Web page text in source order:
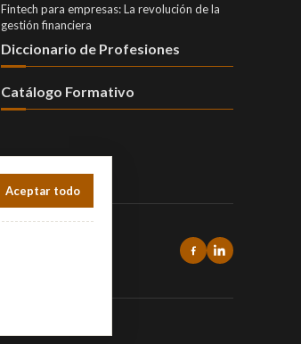
Fintech para empresas: La revolución de la
gestión financiera
Diccionario de Profesiones
Catálogo Formativo
Aceptar todo